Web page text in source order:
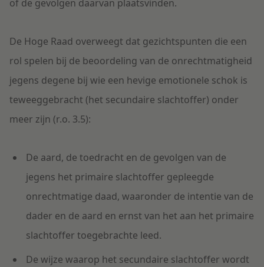
of de gevolgen daarvan plaatsvinden.
De Hoge Raad overweegt dat gezichtspunten die een
rol spelen bij de beoordeling van de onrechtmatigheid
jegens degene bij wie een hevige emotionele schok is
teweeggebracht (het secundaire slachtoffer) onder
meer zijn (r.o. 3.5):
De aard, de toedracht en de gevolgen van de
jegens het primaire slachtoffer gepleegde
onrechtmatige daad, waaronder de intentie van de
dader en de aard en ernst van het aan het primaire
slachtoffer toegebrachte leed.
De wijze waarop het secundaire slachtoffer wordt